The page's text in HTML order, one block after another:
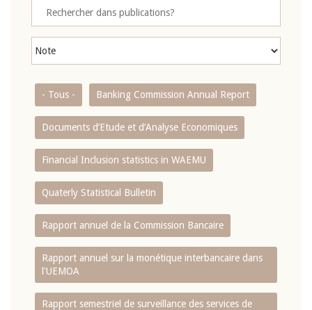
- Tous - Banking Commission Annual Report
Documents d’Etude et d’Analyse Economiques
Financial Inclusion statistics in WAEMU
Quaterly Statistical Bulletin
Rapport annuel de la Commission Bancaire
Rapport annuel sur la monétique interbancaire dans
l'UEMOA
Rapport semestriel de surveillance des services de